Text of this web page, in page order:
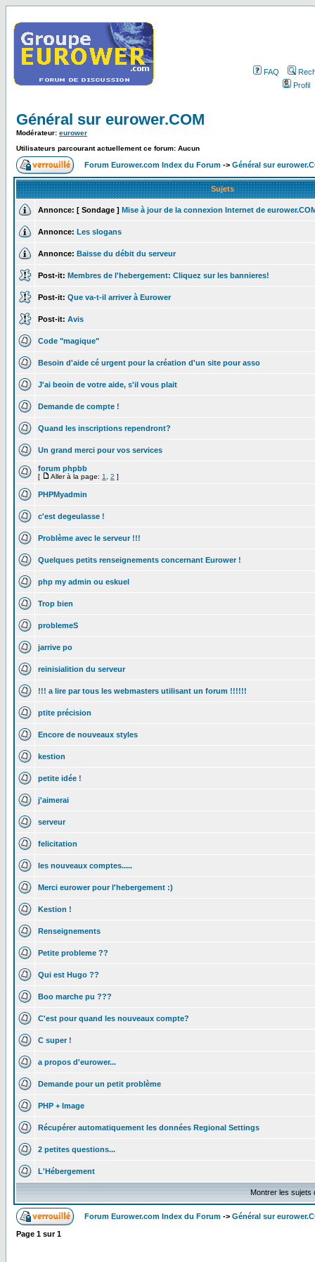
FAQ
Profil
Général sur eurower.COM
Modérateur: eurower
Utilisateurs parcourant actuellement ce forum: Aucun
Forum Eurower.com Index du Forum -> Général sur
Sujets
Annonce: [ Sondage ] Mise à jour de la connexion Internet de
Annonce: Les slogans
Annonce: Baisse du débit du serveur
Post-it: Membres de l'hebergement: Cliquez sur les bannieres!
Post-it: Que va-t-il arriver à Eurower
Post-it: Avis
Code "magique"
Besoin d'aide cé urgent pour la création d'un site pour asso
J'ai beoin de votre aide, s'il vous plait
Demande de compte !
Quand les inscriptions rependront?
Un grand merci pour vos services
forum phpbb
[ Aller à la page: 1 2 ]
PHPMyadmin
c'est degeulasse !
Problème avec le serveur !!!
Quelques petits renseignements concernant Eurower !
php my admin ou eskuel
Trop bien
problemeS
jarrive po
reinisialition du serveur
!!! a lire par tous les webmasters utilisant un forum !!!!!!
ptite précision
Encore de nouveaux styles
kestion
petite idée !
j'aimerai
serveur
felicitation
les nouveaux comptes.....
Merci eurower pour l'hebergement :)
Kestion !
Renseignements
Petite probleme ??
Qui est Hugo ??
Boo marche pu ???
C'est pour quand les nouveaux compte?
C super !
a propos d'eurower...
Demande pour un petit problème
PHP + Image
Récupérer automatiquement les données Regional Settings
2 petites questions...
L'Hébergement
Montrer les sujets
Forum Eurower.com Index du Forum -> Général sur
Page 1 sur1